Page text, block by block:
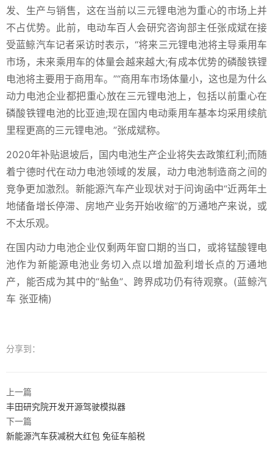
发、生产与销售，这在当前以三元锂电池为重心的市场上并
不占优势。此前，电动车百人会研究咨询部主任张成斌在接
受蓝鲸汽车记者采访时表示，“将来三元锂电池将主导乘用车
市场，未来乘用车的体量会越来越大;有成本优势的磷酸铁锂
电池将主要用于商用车。”“商用车市场体量小，这也是为什么
动力电池企业都把重心放在三元锂电池上，包括以前重心在
磷酸铁锂电池的比亚迪;现在国内电动乘用车基本均采用续航
里程更高的三元锂电池。”张成斌称。
2020年补贴退坡后，国内电池生产企业将失去政策红利;而随
着宁德时代在动力电池领域的发展，动力电池制造商之间的
竞争更加激烈。新能源汽车产业现状对于问询函中“近两年土
地储备增长停滞、房地产业务开始收缩”的万通地产来说，或
不太乐观。
在国内动力电池企业仅剩两年窗口期的当口，或将锰酸锂电
池作为新能源电池业务切入点以增加盈利增长点的万通地
产，能否成为其中的“鲇鱼”、跨界成功仍有待观察。(蓝鲸汽
车 张亚楠)
分享到：
上一篇
丰田研究院开发开源驾驶模拟器
下一篇
新能源汽车获减税大红包 免征车船税